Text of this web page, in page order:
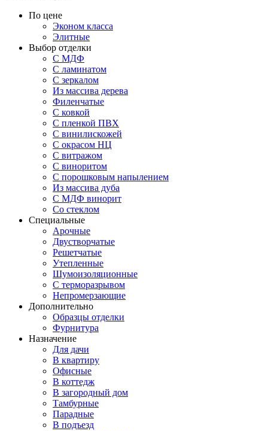
По цене
Эконом класса
Элитные
Выбор отделки
С МДФ
С ламинатом
С зеркалом
Из массива дерева
Филенчатые
С ковкой
С пленкой ПВХ
С винилискожей
С окрасом НЦ
С витражом
С виноритом
С порошковым напылением
Из массива дуба
С МДФ винорит
Со стеклом
Специальные
Арочные
Двустворчатые
Решетчатые
Утепленные
Шумоизоляционные
С терморазрывом
Непромерзающие
Дополнительно
Образцы отделки
Фурнитура
Назначение
Для дачи
В квартиру
Офисные
В коттедж
В загородный дом
Тамбурные
Парадные
В подъезд